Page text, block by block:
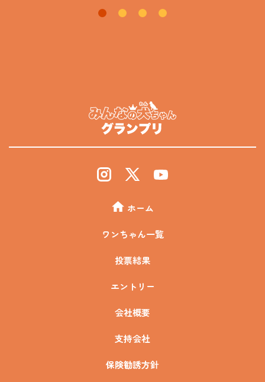
ホーム
ワンちゃん一覧
投票結果
エントリー
会社概要
支持会社
保険勧誘方針